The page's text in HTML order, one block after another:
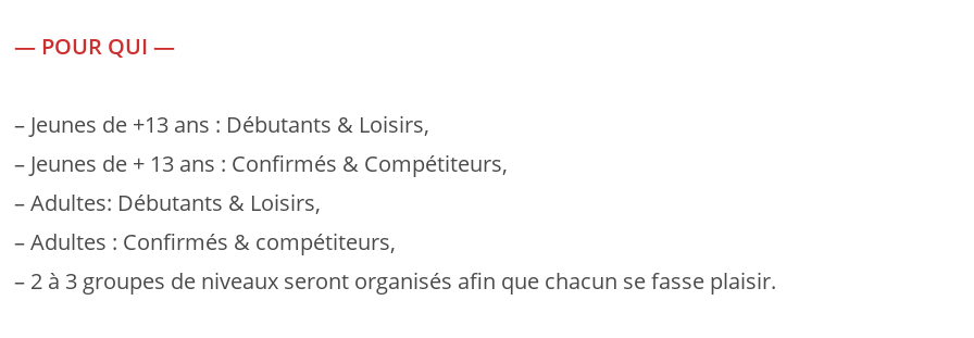
— POUR QUI —
– Jeunes de +13 ans : Débutants & Loisirs,
– Jeunes de + 13 ans : Confirmés & Compétiteurs,
– Adultes: Débutants & Loisirs,
– Adultes : Confirmés & compétiteurs,
– 2 à 3 groupes de niveaux seront organisés afin que chacun se fasse plaisir.